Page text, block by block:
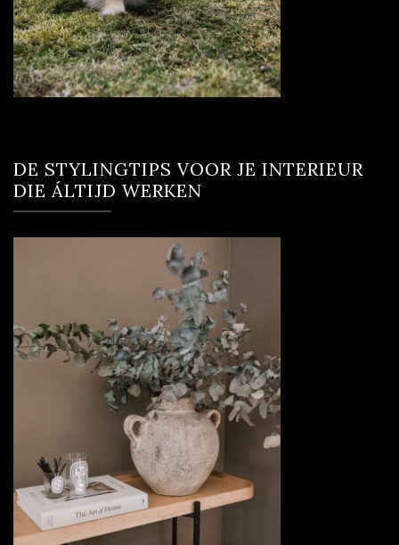
DE STYLINGTIPS VOOR JE INTERIEUR
DIE ÁLTIJD WERKEN